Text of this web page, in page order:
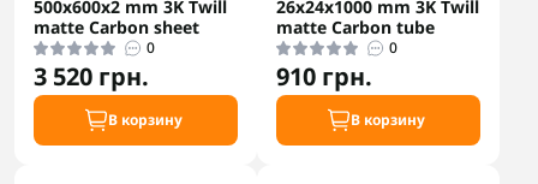
500х600x2 mm 3K Twill
matte Carbon sheet
0
3 520 грн.
В корзину
26x24x1000 mm 3K Twill
matte Carbon tube
0
910 грн.
В корзину